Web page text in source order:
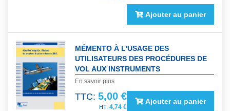
Ajouter au panier
MÉMENTO À L'USAGE DES
UTILISATEURS DES PROCÉDURES DE
VOL AUX INSTRUMENTS
En savoir plus
TTC: 5,00 €
4,74 €
Ajouter au panier